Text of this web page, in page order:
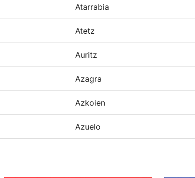
Atarrabia
Atetz
Auritz
Azagra
Azkoien
Azuelo